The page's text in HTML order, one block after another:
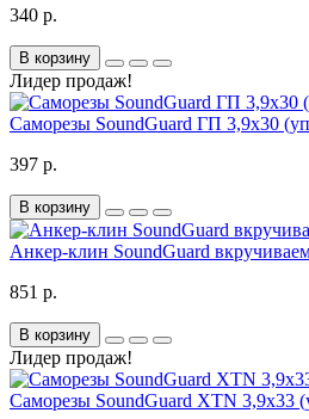
340 р.
В корзину
Лидер продаж!
Саморезы SoundGuard ГП 3,9х30
397 р.
В корзину
Анкер-клин SoundGuard
851 р.
В корзину
Лидер продаж!
Саморезы SoundGuard XTN 3,9х33